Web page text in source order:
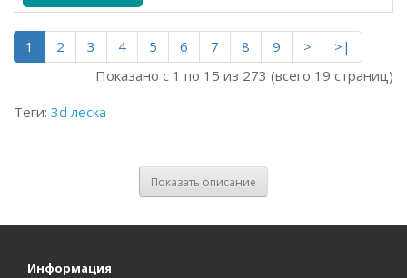
1 2 3 4 5 6 7 8 9 >
>|
Показано с 1 по 15 из 273 (всего 19 страниц)
Теги: 3d леска
Показать описание
Информация